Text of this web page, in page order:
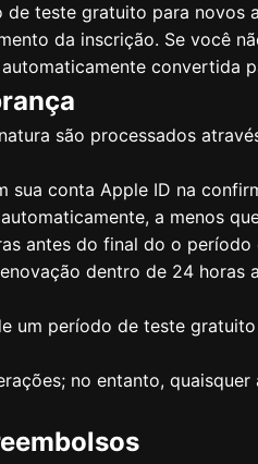
teste gratuito para novos
da inscrição. Se você
convertida
são processados
sua conta Apple ID na
a menos
antes do final do o
dentro de 24
um período de teste
no entanto,